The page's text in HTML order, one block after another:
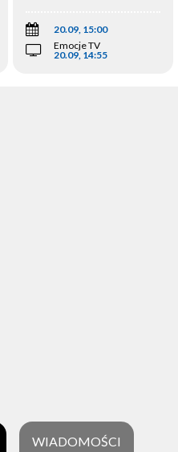
20.09, 15:00
Emocje TV
20.09, 14:55
WIADOMOŚCI